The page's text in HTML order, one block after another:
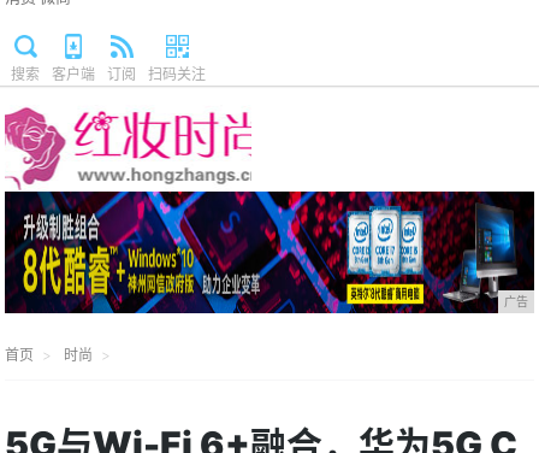
搜索 客户端 订阅 扫码关注
广告
首页 时尚